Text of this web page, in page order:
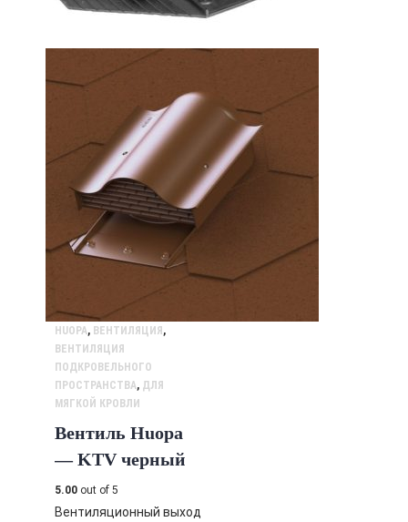
HUOPA, ВЕНТИЛЯЦИЯ ,
ВЕНТИЛЯЦИЯ
ПОДКРОВЕЛЬНОГО
ПРОСТРАНСТВА, ДЛЯ
МЯГКОЙ КРОВЛИ
Вентиль Huopa
— KTV черный
5.00 out of 5
Вентиляционный выход